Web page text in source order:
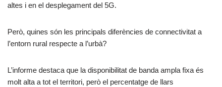
altes i en el desplegament del 5G.
Però, quines són les principals diferències de connectivitat a
l’entorn rural respecte a l’urbà?
L’informe destaca que la disponibilitat de banda ampla fixa és
molt alta a tot el territori, però el percentatge de llars